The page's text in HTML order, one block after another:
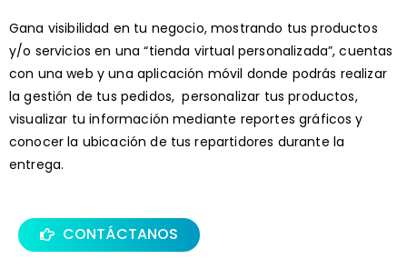
Gana visibilidad en tu negocio, mostrando tus productos
y/o servicios en una “tienda virtual personalizada”, cuentas
con una web y una aplicación móvil donde podrás realizar
la gestión de tus pedidos, personalizar tus productos,
visualizar tu información mediante reportes gráficos y
conocer la ubicación de tus repartidores durante la
entrega.
CONTÁCTANOS